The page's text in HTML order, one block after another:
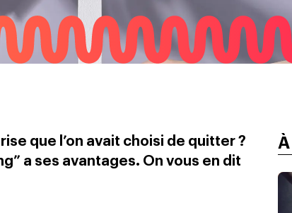
que l’on avait choisi de quitter ?
a ses avantages. On vous en dit
À